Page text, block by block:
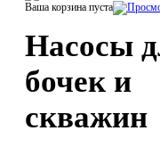
Ваша корзина пуста
Насосы
бочек и
скважин